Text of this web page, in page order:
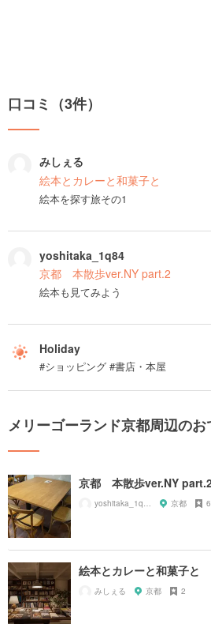
口コミ（3件）
みしぇる
絵本とカレーと和菓子と
絵本を探す旅その1
yoshitaka_1q84
京都 本散歩ver.NY part.2
絵本も見てみよう
Holiday
#ショッピング #書店・本屋
メリーゴーランド京都周辺の
京都 本散歩ver.NY
京都 6
絵本とカレーと和菓子と
みしぇる 京都 2